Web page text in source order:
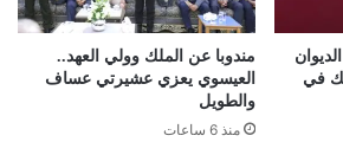
في
مندوبا عن الملك وولي العهد..
العيسوي يعزي عشيرتي عساف
والطويل
منذ 6 ساعات